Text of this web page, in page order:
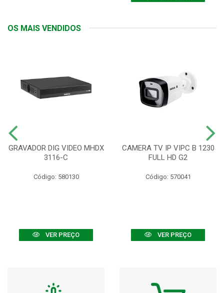
OS MAIS VENDIDOS
GRAVADOR DIG VIDEO MHDX
3116-C
Código: 580130
VER PREÇO
CAMERA TV IP VIPC B 1230
FULL HD G2
Código: 570041
VER PREÇO